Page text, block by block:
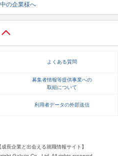
の企業様へ
よくある質問
募集者情報等提供事業への
取組について
利用者データの外部送信
成長企業と出会える就職情報サイト】